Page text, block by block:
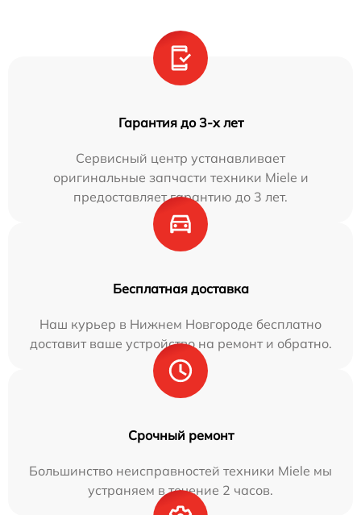
Гарантия до 3-х лет
Сервисный центр устанавливает
оригинальные запчасти техники Miele и
предоставляет гарантию до 3 лет.
Бесплатная доставка
Наш курьер в Нижнем Новгороде бесплатно
доставит ваше устройство на ремонт и обратно.
Срочный ремонт
Большинство неисправностей техники Miele мы
устраняем в течение 2 часов.